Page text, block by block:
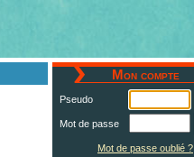
Mon compte
Pseudo
Mot de passe
Mot de passe oublié ?